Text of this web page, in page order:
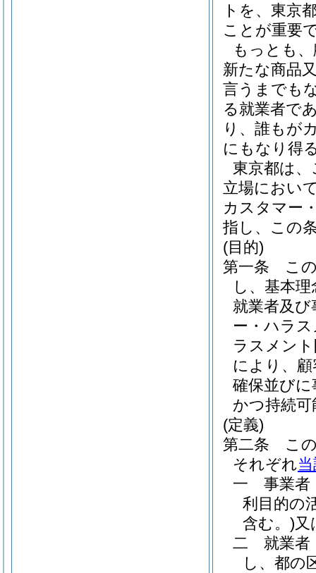
トを、東京
ことが重要
もっとも
新たな商品
言うまでも
る就業者で
り、誰もが
にもなり得
東京都は
立場におい
カスタマー
指し、この
(目的)
第一条
こ
し、基本
就業者及
ー・ハラ
ラスメン
により、
確保並び
かつ持続
(定義)
第二条
こ
それぞれ
一
事業
利目的の
含む。)又
二
就業
し、都の